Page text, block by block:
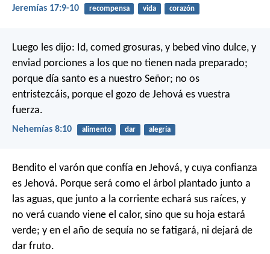
Jeremías 17:9-10 recompensa vida corazón
Luego les dijo: Id, comed grosuras, y bebed vino dulce, y
enviad porciones a los que no tienen nada preparado;
porque día santo es a nuestro Señor; no os
entristezcáis, porque el gozo de Jehová es vuestra
fuerza.
Nehemías 8:10 alimento dar alegría
Bendito el varón que confía en Jehová, y cuya confianza
es Jehová. Porque será como el árbol plantado junto a
las aguas, que junto a la corriente echará sus raíces, y
no verá cuando viene el calor, sino que su hoja estará
verde; y en el año de sequía no se fatigará, ni dejará de
dar fruto.